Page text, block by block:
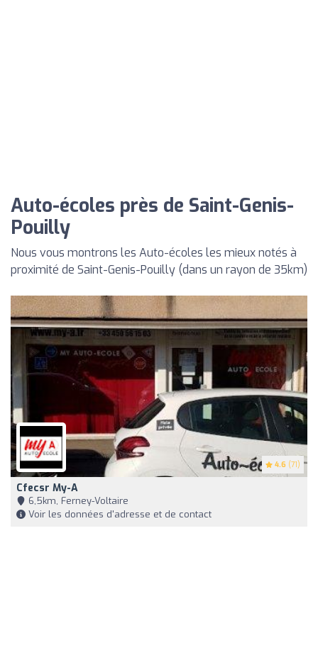
Auto-écoles près de Saint-Genis-
Pouilly
Nous vous montrons les Auto-écoles les mieux notés à
proximité de Saint-Genis-Pouilly (dans un rayon de 35km)
4.6 (71)
Cfecsr My-A
6,5km, Ferney-Voltaire
Voir les données d'adresse et de contact